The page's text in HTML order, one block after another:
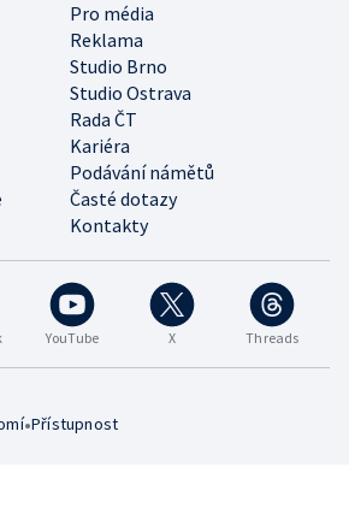
Pro média
Reklama
Studio Brno
Studio Ostrava
Rada ČT
Kariéra
Podávání námětů
Časté dotazy
Kontakty
YouTube X Threads
•Přístupnost